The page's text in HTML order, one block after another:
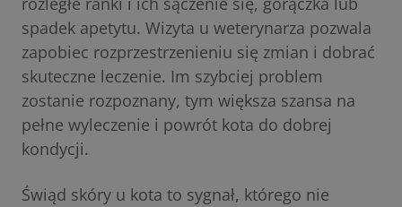
spadek apetytu. Wizyta u weterynarza pozwala
zapobiec rozprzestrzenieniu się zmian i dobrać
skuteczne leczenie. Im szybciej problem
zostanie rozpoznany, tym większa szansa na
pełne wyleczenie i powrót kota do dobrej
kondycji.
Świąd skóry u kota to sygnał, którego nie